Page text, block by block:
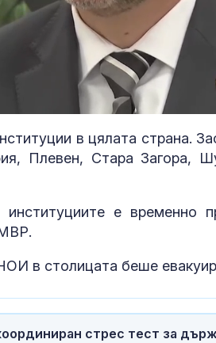
в цялата страна.
Плевен, Стара Загора,
е временно
в столицата беше
стрес тест за